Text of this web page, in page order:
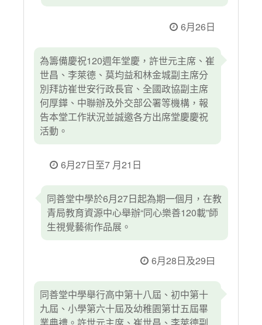
6月26日
為籌備慶祝120週年堂慶，許世元主席、崔
世昌、李萊德、莫均益和林金城副主席分
別拜訪崔世安行政長官、全國政協副主席
何厚鏵、中聯辦及外交部公署等機構，報
告本堂工作狀況並誠邀各方出席堂慶慶祝
活動。
6月27日至7 月21日
同善堂中學於6月27日起為期一個月，在教
青局教育資源中心舉辦“同心樂善120載”師
生視覺藝術作品展。
6月28日及29曰
同善堂中學舉行高中第十八屆、初中第十
九屆、小學第六十屆及幼稚園第廿五屆畢